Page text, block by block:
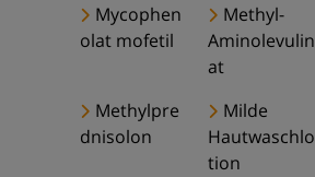
Mycophen
olat mofetil
Methyl-
Aminolevulin
at
Methylpre
dnisolon
Milde
Hautwaschlo
tion